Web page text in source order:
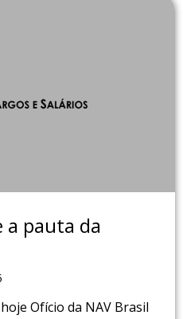
a pauta da
Ofício da NAV Brasil